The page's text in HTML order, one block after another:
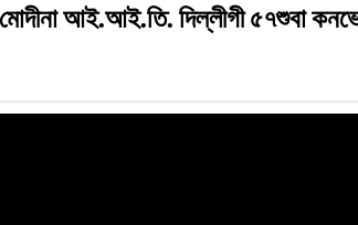
মোদীনা আই.আই.তি. দিল্লীগী ৫৭শুবা